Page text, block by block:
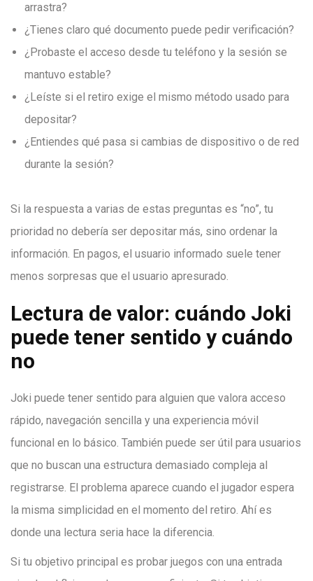
arrastra?
¿Tienes claro qué documento puede pedir verificación?
¿Probaste el acceso desde tu teléfono y la sesión se
mantuvo estable?
¿Leíste si el retiro exige el mismo método usado para
depositar?
¿Entiendes qué pasa si cambias de dispositivo o de red
durante la sesión?
Si la respuesta a varias de estas preguntas es “no”, tu
prioridad no debería ser depositar más, sino ordenar la
información. En pagos, el usuario informado suele tener
menos sorpresas que el usuario apresurado.
Lectura de valor: cuándo Joki
puede tener sentido y cuándo
no
Joki puede tener sentido para alguien que valora acceso
rápido, navegación sencilla y una experiencia móvil
funcional en lo básico. También puede ser útil para usuarios
que no buscan una estructura demasiado compleja al
registrarse. El problema aparece cuando el jugador espera
la misma simplicidad en el momento del retiro. Ahí es
donde una lectura seria hace la diferencia.
Si tu objetivo principal es probar juegos con una entrada